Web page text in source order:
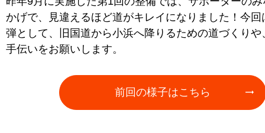
かげで、見違えるほど道がキレイになりました！今回
弾として、旧国道から小浜へ降りるための道づくりや
手伝いをお願いします。
前回の様子はこちら